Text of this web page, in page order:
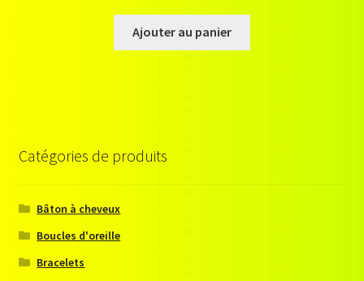
Ajouter au panier
Catégories de produits
Bâton à cheveux
Boucles d'oreille
Bracelets